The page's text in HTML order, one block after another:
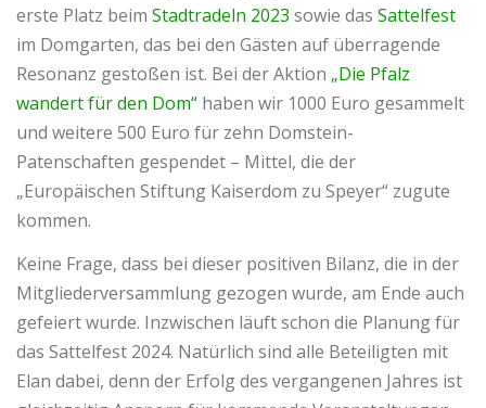
erste Platz beim Stadtradeln 2023 sowie das Sattelfest
im Domgarten, das bei den Gästen auf überragende
Resonanz gestoßen ist. Bei der Aktion „Die Pfalz
wandert für den Dom“ haben wir 1000 Euro gesammelt
und weitere 500 Euro für zehn Domstein-
Patenschaften gespendet – Mittel, die der
„Europäischen Stiftung Kaiserdom zu Speyer“ zugute
kommen.
Keine Frage, dass bei dieser positiven Bilanz, die in der
Mitgliederversammlung gezogen wurde, am Ende auch
gefeiert wurde. Inzwischen läuft schon die Planung für
das Sattelfest 2024. Natürlich sind alle Beteiligten mit
Elan dabei, denn der Erfolg des vergangenen Jahres ist